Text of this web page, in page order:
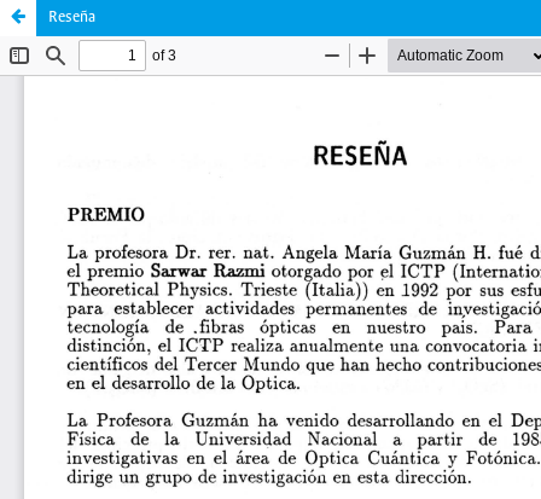
Reseña